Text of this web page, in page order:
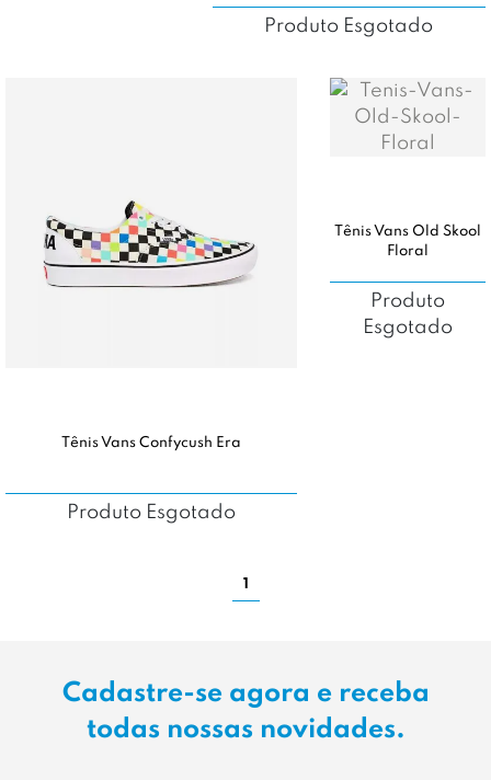
Produto Esgotado
Tênis Vans Confycush Era
Produto Esgotado
Tênis Vans Old Skool
Floral
Produto
Esgotado
Cadastre-se agora e receba
todas nossas novidades.